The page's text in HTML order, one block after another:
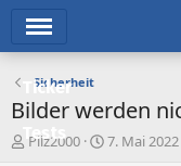
Ticker
Tests
Sicherheit
Bilder werden
E
Pilz2000
E
7. Mai 2022